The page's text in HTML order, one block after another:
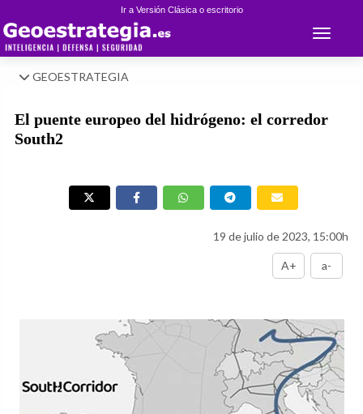
Ir a Versión Clásica o escritorio
Toggle
GEOESTRATEGIA
El puente europeo del hidrógeno: el corredor
South2
19 de julio de 2023, 15:00h
A+ a-